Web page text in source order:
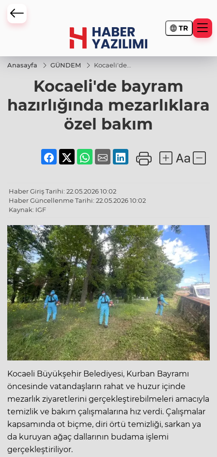
TR
Anasayfa GÜNDEM
Kocaeli'de
hazırlığında
mezarlıklara
Kocaeli'de bayram
hazırlığında mezarlıklara
özel bakım
Haber Giriş Tarihi: 22.05.2026 10:02
Haber Güncellenme Tarihi: 22.05.2026 10:02
Kaynak: IGF
Kocaeli Büyükşehir Belediyesi, Kurban Bayramı
öncesinde vatandaşların rahat ve huzur içinde
mezarlık ziyaretlerini gerçekleştirebilmeleri amacıyla
temizlik ve bakım çalışmalarına hız verdi. Çalışmalar
kapsamında ot biçme, diri örtü temizliği, sarkan ya
da kuruyan ağaç dallarının budama işlemi
gerçekleştiriliyor.